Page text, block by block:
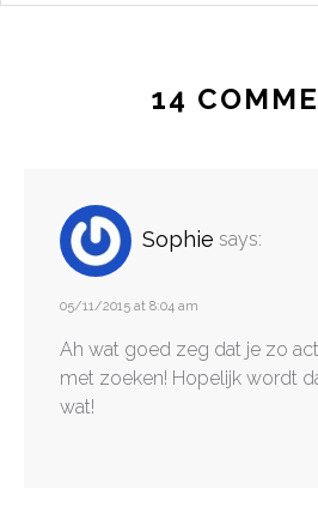
14
Sophie says:
05/11/2015 at 8:04 am
Ah wat goed zeg dat je zo
met zoeken! Hopelijk wordt
wat!